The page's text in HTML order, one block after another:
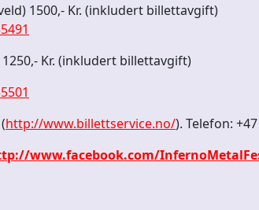
1500,- Kr. (inkludert billettavgift)
Kr. (inkludert billettavgift)
http://www.billettservice.no/). Telefon:
www.facebook.com/